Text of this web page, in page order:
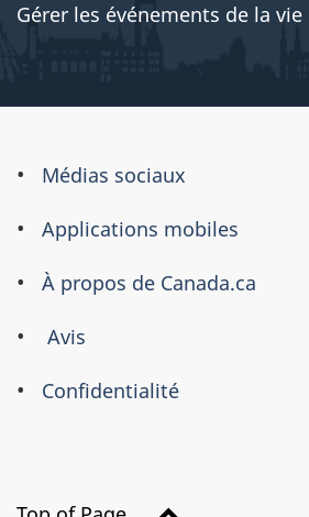
Gérer les événements de la vie
À
propos
ce
site
Médias sociaux
Applications mobiles
À propos de Canada.ca
Avis
Confidentialité